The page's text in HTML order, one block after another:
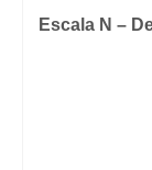
Escala N –